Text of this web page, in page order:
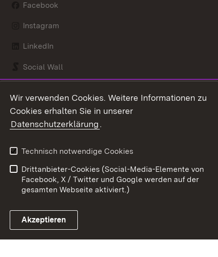
Facebook
Instagram
LinkedIn
Social Wall
Link zum Landesportal
Kontakt
Barrierefreiheit
Impressum
Cookies
Wir verwenden Cookies. Weitere Informationen zu
Cookies erhalten Sie in unserer
Datenschutzerklärung.
Technisch notwendige Cookies
Drittanbieter-Cookies (Social-Media-Elemente von
Facebook, X / Twitter und Google werden auf der
gesamten Webseite aktiviert.)
Akzeptieren